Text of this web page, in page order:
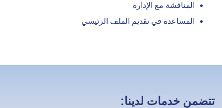
المناقشة مع الإدارة
المساعدة في تقديم الملف الرئيسي
تتضمن خدمات لدينا: